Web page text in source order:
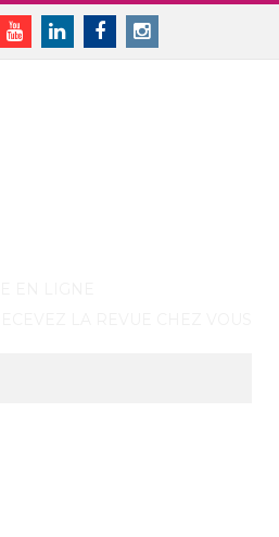
YoutubeLinkedinFacebookInstagram